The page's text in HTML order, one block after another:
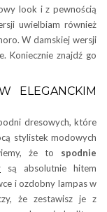
look i z pewnością
uwielbiam również
W damskiej wersji
Koniecznie znajdź go
ELEGANCKIM
dresowych, które
stylistek modowych
że to spodnie
są absolutnie hitem
i ozdobny lampas w
że zestawisz je z